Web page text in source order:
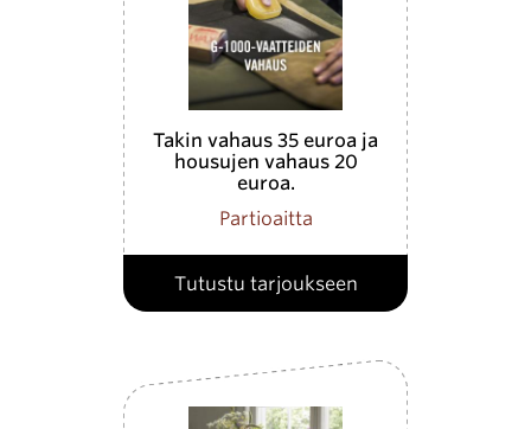
Takin vahaus 35 euroa ja
housujen vahaus 20
euroa.
Partioaitta
Tutustu tarjoukseen